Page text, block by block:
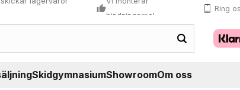
thumb_up
bindningarna!
Ring
SkidgymnasiumShowroomOm oss